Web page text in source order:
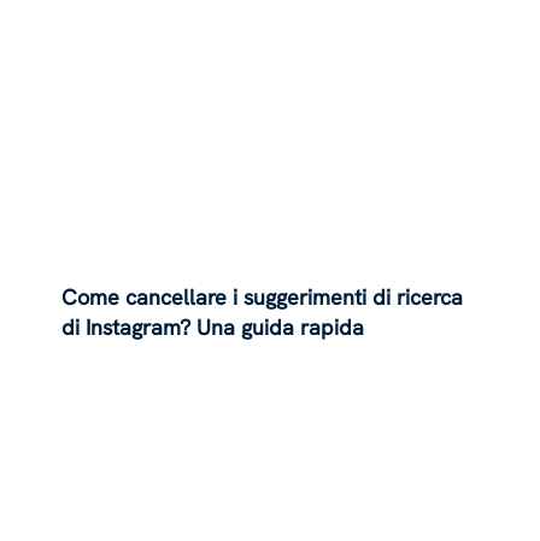
Come cancellare i suggerimenti di ricerca
di Instagram? Una guida rapida